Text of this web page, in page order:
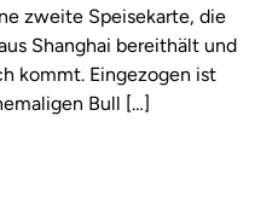
zweite Speisekarte, die
Shanghai bereithält und
kommt. Eingezogen ist
Bull […]